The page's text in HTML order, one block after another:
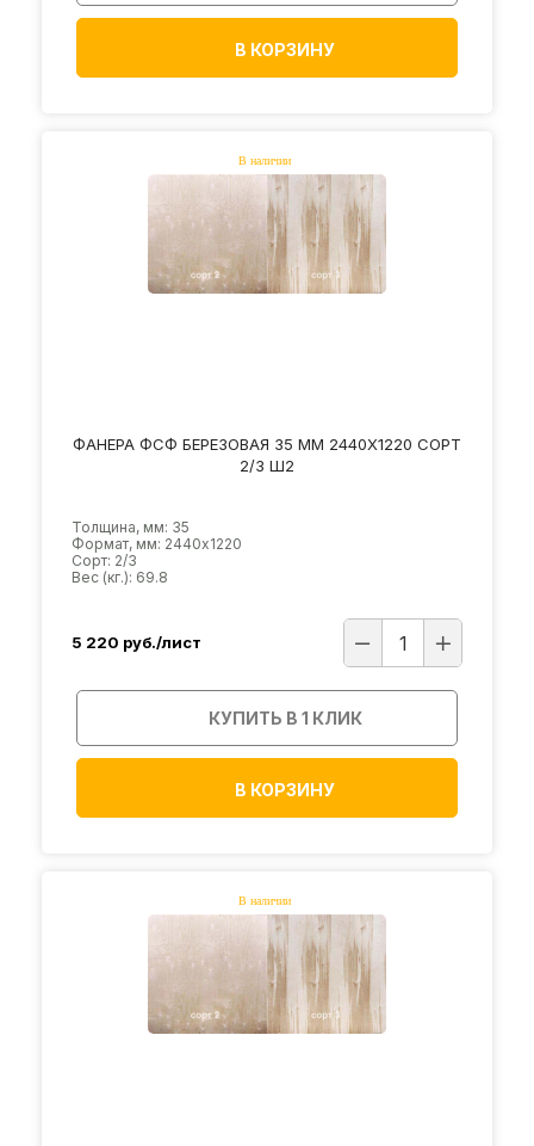
В КОРЗИНУ
ФАНЕРА ФСФ БЕРЕЗОВАЯ 35 ММ 2440Х1220 СОРТ
2/3 Ш2
Толщина, мм: 35
Формат, мм: 2440х1220
Сорт: 2/3
Вес (кг.): 69.8
5 220 руб./лист
КУПИТЬ В 1 КЛИК
В КОРЗИНУ